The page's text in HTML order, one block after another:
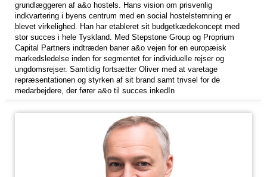
grundlæggeren af a&o hostels. Hans vision om prisvenlig
indkvartering i byens centrum med en social hostelstemning er
blevet virkelighed. Han har etableret sit budgetkædekoncept med
stor succes i hele Tyskland. Med Stepstone Group og Proprium
Capital Partners indtræden baner a&o vejen for en europæisk
markedsledelse inden for segmentet for individuelle rejser og
ungdomsrejser. Samtidig fortsætter Oliver med at varetage
repræsentationen og styrken af sit brand samt trivsel for de
medarbejdere, der fører a&o til succes.inkedIn